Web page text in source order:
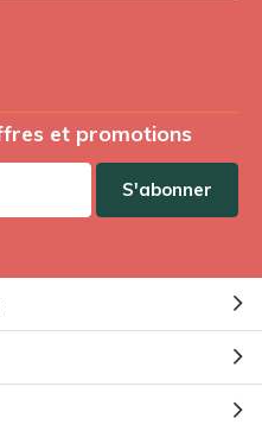
et promotions
S'abonner